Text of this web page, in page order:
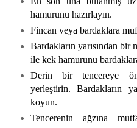
hamurunu hazırlayın.
Fincan veya bardaklara
Bardakların yarısından bir
ile kek hamurunu
Derin bir tencereye
yerleştirin. Bardakların
koyun.
Tencerenin ağzına